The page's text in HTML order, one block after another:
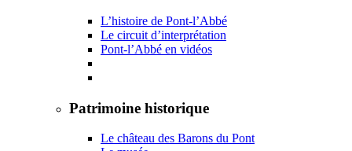
L’histoire de Pont-l’Abbé
Le circuit d’interprétation
Pont-l’Abbé en vidéos
Patrimoine historique
Le château des Barons du Pont